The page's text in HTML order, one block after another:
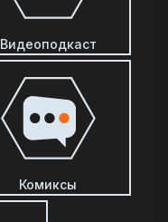
Видеоподкаст
Комиксы